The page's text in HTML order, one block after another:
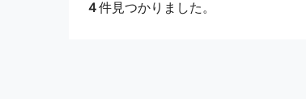
４件見つかりました。